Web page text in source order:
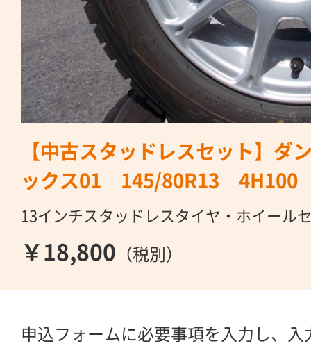
【中古スタッドレスセット】ダ
ックス01 145/80R13 4H100
13インチスタッドレスタイヤ・ホイール
￥18,800 （税別）
申込フォームに必要事項を入力し、